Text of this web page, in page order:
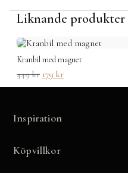
Liknande produkter
Kranbil med magnet
449kr Det
ursprungliga
449 kr.
179 krDet
nuvarande
Inspiration
Köpvillkor